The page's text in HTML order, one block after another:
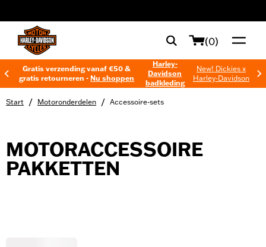
(0)
Gratis verzending vanaf €50 &
gratis retourneren -Nu shoppen
Harley-
Davidson
badkleding
New! Dickies x
Harley-Davidson
Start / Motoronderdelen / Accessoire-sets
MOTORACCESSOIRE
PAKKETTEN